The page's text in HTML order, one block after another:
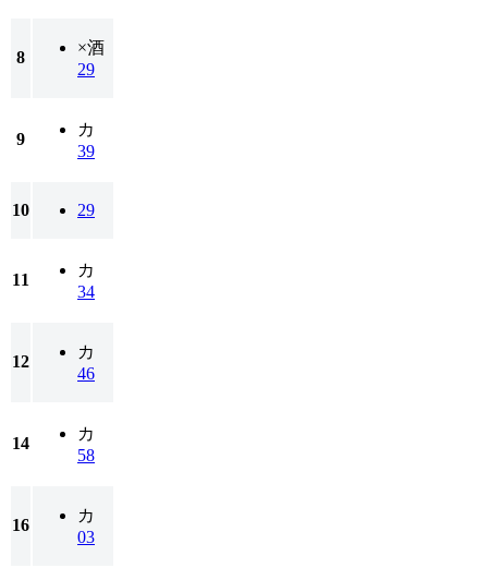
8
×酒
29
9
カ
39
10 29
11
カ
34
12
カ
46
14
カ
58
16
カ
03